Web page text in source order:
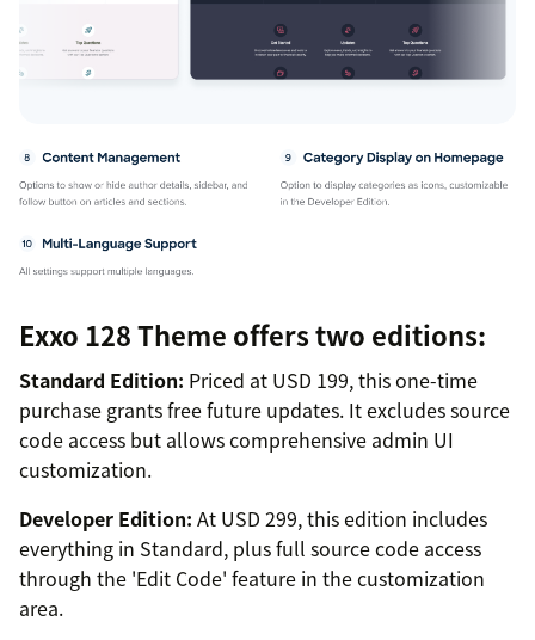
Exxo 128 Theme offers two editions:
Standard Edition: Priced at USD 199, this one-time
purchase grants free future updates. It excludes source
code access but allows comprehensive admin UI
customization.
Developer Edition: At USD 299, this edition includes
everything in Standard, plus full source code access
through the 'Edit Code' feature in the customization
area.